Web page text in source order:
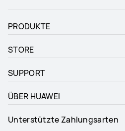
PRODUKTE
STORE
SUPPORT
ÜBER HUAWEI
Unterstützte Zahlungsarten